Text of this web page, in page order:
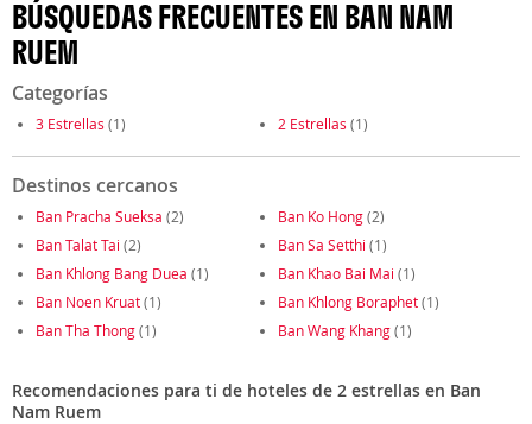
BÚSQUEDAS FRECUENTES EN BAN NAM
RUEM
Categorías
3 Estrellas (1) 2 Estrellas (1)
Destinos cercanos
Ban Pracha Sueksa (2) Ban Ko Hong(2)
Ban Talat Tai (2) Ban Sa Setthi (1)
Ban Khlong Bang Duea (1) Ban Khao Bai Mai (1)
Ban Noen Kruat(1) Ban Khlong Boraphet(1)
Ban Tha Thong(1) Ban Wang Khang(1)
Recomendaciones para ti de hoteles de 2 estrellas en Ban
Nam Ruem